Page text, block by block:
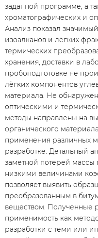
заданной программе, а
хроматографических и
Анализ показал
изоалканов и лёгких
термических
хранения, доставки в
пробоподготовке не
лёгких компонентов
материала. Не
оптическими и
методы направлены на
органического
применения различных
разработке. Детальный
заметной потерей массы
низкими величинами
позволяет выявить
преобразованным в
веществом. Полученные
применимость как
разработки с теми или